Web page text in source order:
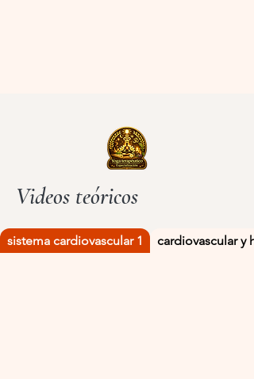
Videos teóricos
sistema cardiovascular 1 cardiovascular y